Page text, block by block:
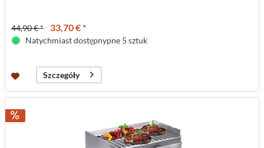
44,90 € * 33,70 € *
Natychmiast dostępnypne 5 sztuk
Szczegóły